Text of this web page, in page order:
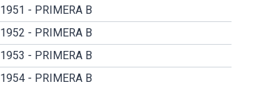
1951 - PRIMERA B
1952 - PRIMERA B
1953 - PRIMERA B
1954 - PRIMERA B